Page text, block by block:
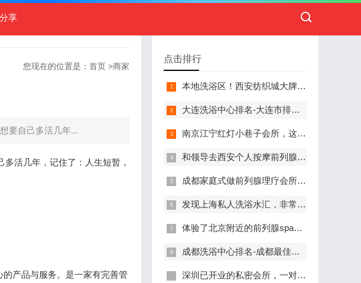
分享
您现在的位置是： 首页 >商家
要自己多活几年...
活几年，记住了：人生短暂，
产品与服务。是一家有完善管
点击排行
本地洗浴区！西安纺织城大牌精英男子会馆.让你不负此行（新项目)）
大连洗浴中心排名-大连市排名前十的洗浴中心盘点
南京江宁红灯小巷子会所，这里您来了就不想走
和领导去西安个人按摩前列腺私人养生馆，体验一次最舒心的感受
成都家庭式做前列腺理疗会所,按摩按得特别舒服，放松减压的好地方
发现上海私人洗浴水汇，非常值得推荐的一个休闲场所
体验了北京附近的前列腺spa养生馆，刚体验完就忍不住分享出来
成都洗浴中心排名-成都最佳洗浴中心TOP10排名
深圳已开业的私密会所，一对一服务，保证给你带来绝佳体验